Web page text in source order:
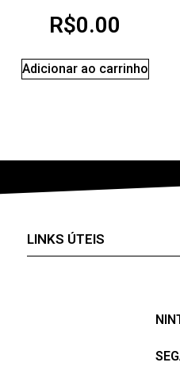
R$0.00
Adicionar ao carrinho
LINKS ÚTEIS